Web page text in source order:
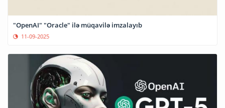
"OpenAI" "Oracle" ilə müqavilə imzalayıb
11-09-2025